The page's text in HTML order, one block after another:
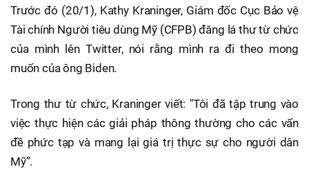
Trước đó (20/1), Kathy Kraninger, Giám đốc Cục Bảo vệ
Tài chính Người tiêu dùng Mỹ (CFPB) đăng lá thư từ chức
của mình lên Twitter, nói rằng mình ra đi theo mong
muốn của ông Biden.
Trong thư từ chức, Kraninger viết: "Tôi đã tập trung vào
việc thực hiện các giải pháp thông thường cho các vấn
đề phức tạp và mang lại giá trị thực sự cho người dân
Mỹ”.